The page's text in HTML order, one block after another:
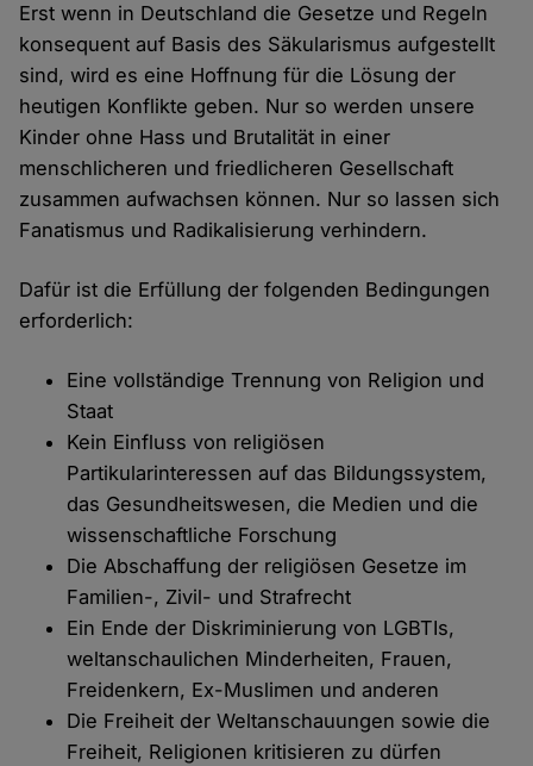
Erst wenn in Deutschland die Gesetze und Regeln
konsequent auf Basis des Säkularismus aufgestellt
sind, wird es eine Hoffnung für die Lösung der
heutigen Konflikte geben. Nur so werden unsere
Kinder ohne Hass und Brutalität in einer
menschlicheren und friedlicheren Gesellschaft
zusammen aufwachsen können. Nur so lassen sich
Fanatismus und Radikalisierung verhindern.
Dafür ist die Erfüllung der folgenden Bedingungen
erforderlich:
Eine vollständige Trennung von Religion und
Staat
Kein Einfluss von religiösen
Partikularinteressen auf das Bildungssystem,
das Gesundheitswesen, die Medien und die
wissenschaftliche Forschung
Die Abschaffung der religiösen Gesetze im
Familien-, Zivil- und Strafrecht
Ein Ende der Diskriminierung von LGBTIs,
weltanschaulichen Minderheiten, Frauen,
Freidenkern, Ex-Muslimen und anderen
Die Freiheit der Weltanschauungen sowie die
Freiheit, Religionen kritisieren zu dürfen